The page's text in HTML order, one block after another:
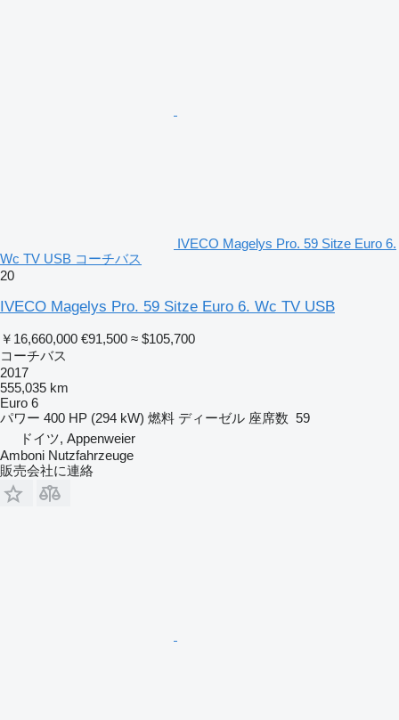
IVECO Magelys Pro. 59 Sitze Euro 6.
Wc TV USB コーチバス
20
IVECO Magelys Pro. 59 Sitze Euro 6. Wc TV USB
￥16,660,000 €91,500 ≈ $105,700
コーチバス
2017
555,035 km
Euro 6
パワー 400 HP (294 kW) 燃料 ディーゼル 座席数 59
ドイツ, Appenweier
Amboni Nutzfahrzeuge
販売会社に連絡